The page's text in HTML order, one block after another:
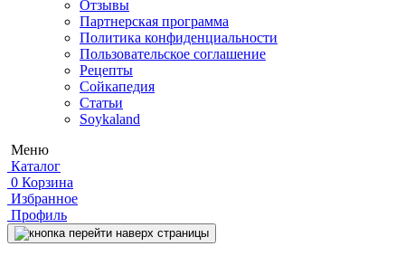
Отзывы
Партнерская программа
Политика конфиденциальности
Пользовательское соглашение
Рецепты
Сойкапедия
Статьи
Soykaland
Меню
Каталог
0 Корзина
Избранное
Профиль